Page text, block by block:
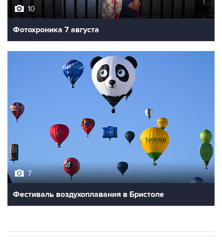
Фотохроника 7 августа
Фестиваль воздухоплавания в Бристоле